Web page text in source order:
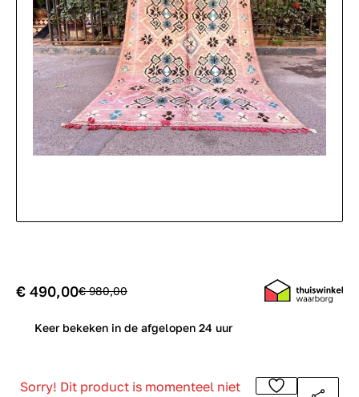
€ 490,00€ 980,00
Keer bekeken in de afgelopen 24 uur
Sorry! Dit product is momenteel niet